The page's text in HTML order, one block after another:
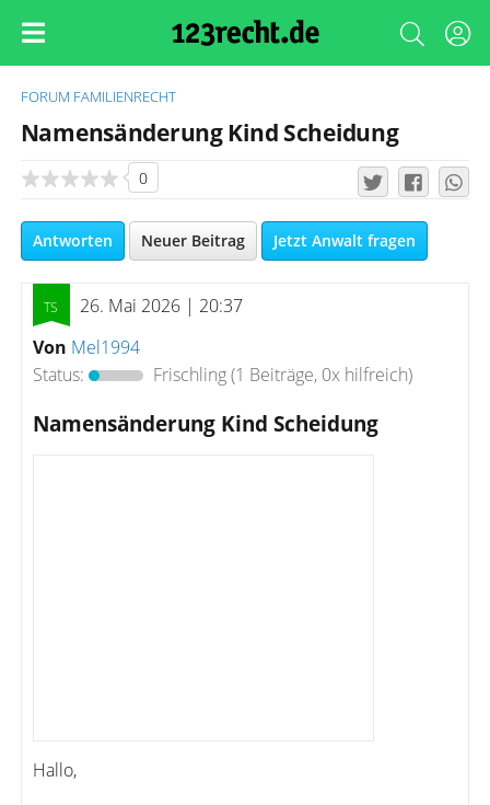
FORUM FAMILIENRECHT
Namensänderung Kind Scheidung
0
Antworten Neuer Beitrag Jetzt Anwalt fragen
26. Mai 2026 | 20:37
Von Mel1994
Status:
Frischling(1 Beiträge, 0x hilfreich)
Namensänderung Kind Scheidung
Hallo,